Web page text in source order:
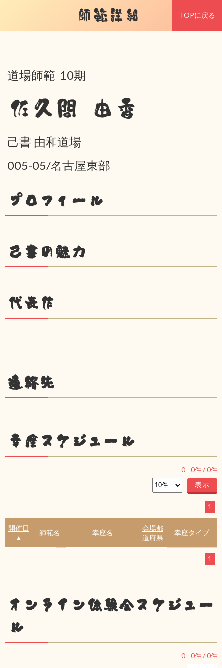
師範詳細 TOPに戻る
道場師範 10期
佐久間 由香
己書 由和道場
005-05/名古屋東部
プロフィール
己書の魅力
代表作
連絡先
幸座スケジュール
0 - 0件 /0件
1
開催日
▲
師範名 幸座名
会場都
道府県
幸座タイプ
1
オンライン体験会スケジュー
ル
0 - 0件 /0件